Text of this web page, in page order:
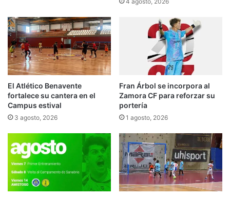
El Atlético Benavente
fortalece su cantera en el
Campus estival
3 agosto, 2026
Fran Árbol se incorpora al
Zamora CF para reforzar su
portería
1 agosto, 2026